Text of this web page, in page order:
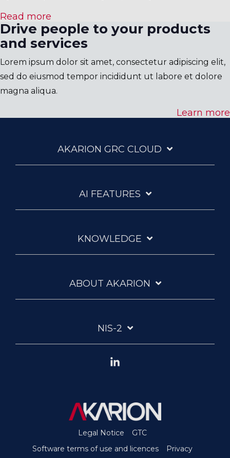
Read more
Drive people to your products
and services
Lorem ipsum dolor sit amet, consectetur adipiscing elit,
sed do eiusmod tempor incididunt ut labore et dolore
magna aliqua.
Learn more
AKARION GRC CLOUD
AI FEATURES
KNOWLEDGE
ABOUT AKARION
NIS-2
Legal Notice
GTC
Software terms of use and licences
Privacy